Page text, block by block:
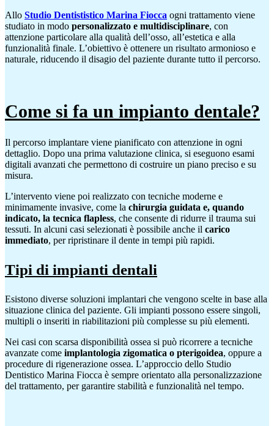
Allo Studio Dentististico Marina Fiocca ogni trattamento viene
studiato in modo personalizzato e multidisciplinare, con
attenzione particolare alla qualità dell’osso, all’estetica e alla
funzionalità finale. L’obiettivo è ottenere un risultato armonioso e
naturale, riducendo il disagio del paziente durante tutto il percorso.
Come si fa un impianto dentale?
Il percorso implantare viene pianificato con attenzione in ogni
dettaglio. Dopo una prima valutazione clinica, si eseguono esami
digitali avanzati che permettono di costruire un piano preciso e su
misura.
L’intervento viene poi realizzato con tecniche moderne e
minimamente invasive, come la chirurgia guidata e, quando
indicato, la tecnica flapless, che consente di ridurre il trauma sui
tessuti. In alcuni casi selezionati è possibile anche il carico
immediato, per ripristinare il dente in tempi più rapidi.
Tipi di impianti dentali
Esistono diverse soluzioni implantari che vengono scelte in base alla
situazione clinica del paziente. Gli impianti possono essere singoli,
multipli o inseriti in riabilitazioni più complesse su più elementi.
Nei casi con scarsa disponibilità ossea si può ricorrere a tecniche
avanzate come implantologia zigomatica o pterigoidea, oppure a
procedure di rigenerazione ossea. L’approccio dello Studio
Dentistico Marina Fiocca è sempre orientato alla personalizzazione
del trattamento, per garantire stabilità e funzionalità nel tempo.